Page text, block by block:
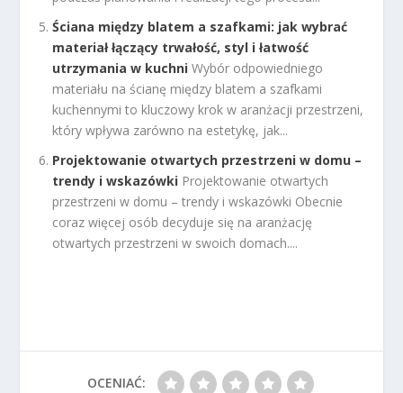
Ściana między blatem a szafkami: jak wybrać
materiał łączący trwałość, styl i łatwość
utrzymania w kuchni Wybór odpowiedniego
materiału na ścianę między blatem a szafkami
kuchennymi to kluczowy krok w aranżacji przestrzeni,
który wpływa zarówno na estetykę, jak...
Projektowanie otwartych przestrzeni w domu –
trendy i wskazówki Projektowanie otwartych
przestrzeni w domu – trendy i wskazówki Obecnie
coraz więcej osób decyduje się na aranżację
otwartych przestrzeni w swoich domach....
OCENIAĆ: